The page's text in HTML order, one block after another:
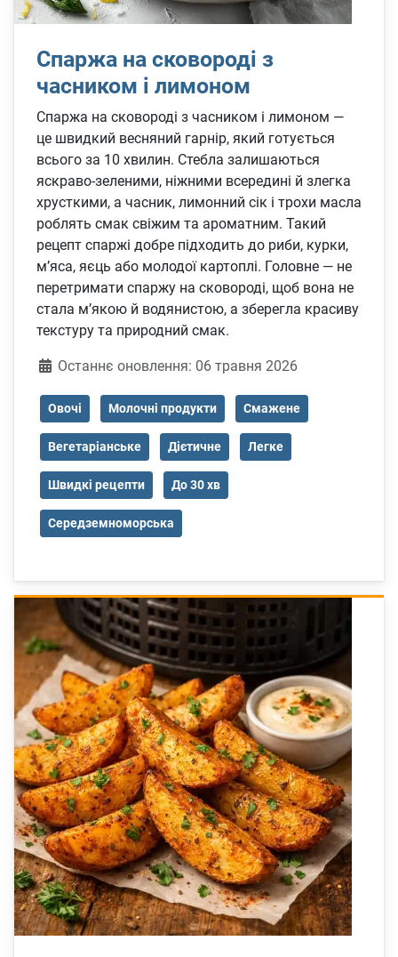
Спаржа на сковороді з
часником і лимоном
Спаржа на сковороді з часником і лимоном —
це швидкий весняний гарнір, який готується
всього за 10 хвилин. Стебла залишаються
яскраво-зеленими, ніжними всередині й злегка
хрусткими, а часник, лимонний сік і трохи масла
роблять смак свіжим та ароматним. Такий
рецепт спаржі добре підходить до риби, курки,
м’яса, яєць або молодої картоплі. Головне — не
перетримати спаржу на сковороді, щоб вона не
стала м’якою й водянистою, а зберегла красиву
текстуру та природний смак.
ДеталіОстаннє оновлення: 06 травня 2026
Овочі Молочні продукти Смажене
Вегетаріанське Дієтичне Легке
Швидкі рецепти До 30 хв
Середземноморська